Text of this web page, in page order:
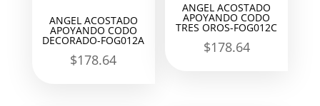
ANGEL ACOSTADO
APOYANDO CODO
DECORADO-FOG012A
$178.64
ANGEL ACOSTADO
APOYANDO CODO
TRES OROS-FOG012C
$178.64